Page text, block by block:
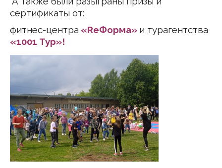
сертификаты от:
фитнес-центра «ReФорма» и турагентства
«1001 Тур»!